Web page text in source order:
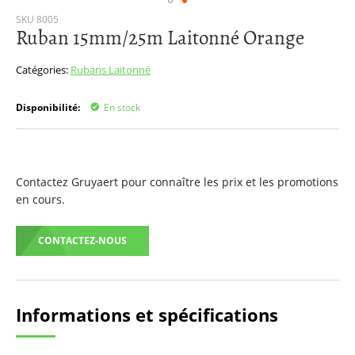
SKU 8005
Ruban 15mm/25m Laitonné Orange
Catégories: Rubans Laitonné
Disponibilité: En stock
Contactez Gruyaert pour connaître les prix et les promotions
en cours.
CONTACTEZ-NOUS
Passer
au
de
d’images
Informations et spécifications